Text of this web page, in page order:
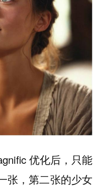
优化后，只能
张，第二张的少女